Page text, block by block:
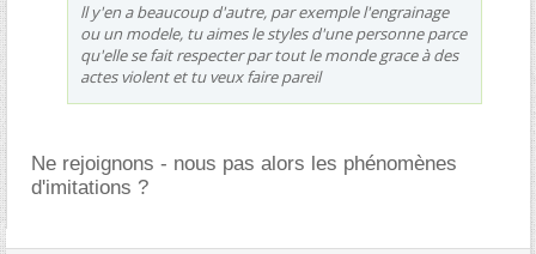
ll y'en a beaucoup d'autre, par exemple l'engrainage
ou un modele, tu aimes le styles d'une personne parce
qu'elle se fait respecter par tout le monde grace à des
actes violent et tu veux faire pareil
Ne rejoignons - nous pas alors les phénomènes
d'imitations ?